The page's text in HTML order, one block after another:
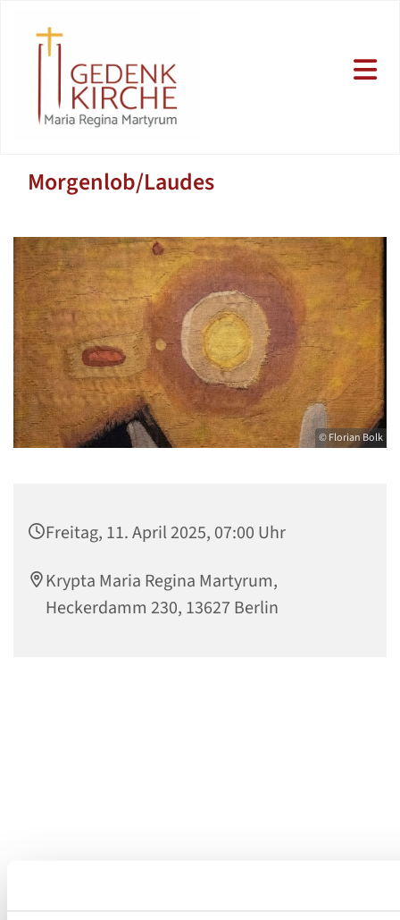
Morgenlob/Laudes
© Florian Bolk
Freitag, 11. April 2025, 07:00 Uhr
Krypta Maria Regina Martyrum,
Heckerdamm 230, 13627 Berlin